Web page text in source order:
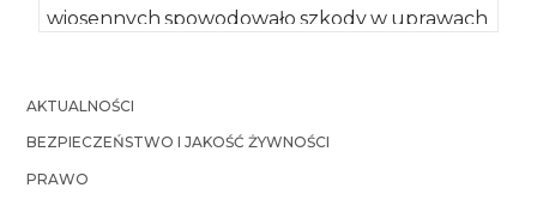
wiosennych spowodowało szkody w uprawach
AKTUALNOŚCI
BEZPIECZEŃSTWO I JAKOŚĆ ŻYWNOŚCI
PRAWO